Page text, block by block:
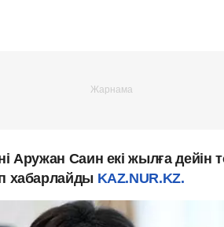
Аружан Саин екі жылға дейін
хабарлайды KAZ.NUR.KZ.